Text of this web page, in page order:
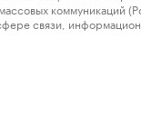
коммуникаций
связи,